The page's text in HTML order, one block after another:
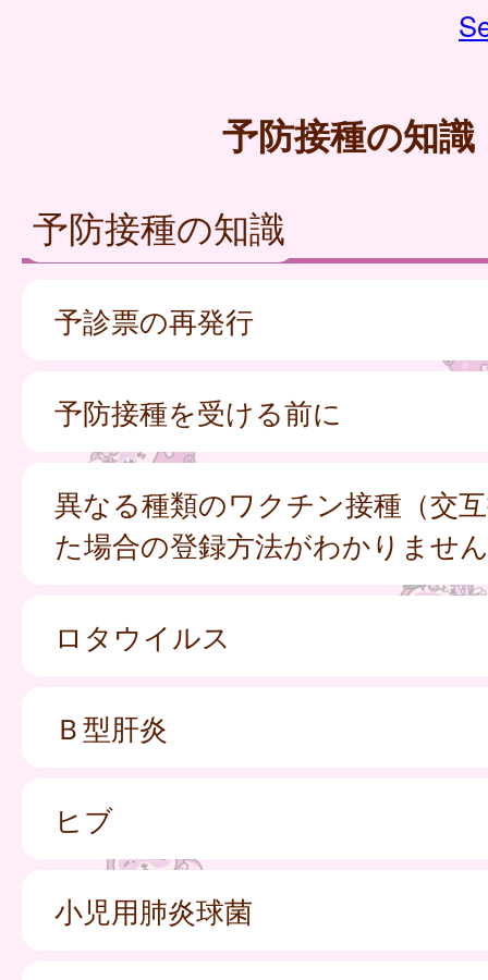
予防接種の知識
予防接種の知識
予診票の再発行
予防接種を受ける前に
異なる種類のワクチン接種（交
た場合の登録方法がわかりません
ロタウイルス
Ｂ型肝炎
ヒブ
小児用肺炎球菌